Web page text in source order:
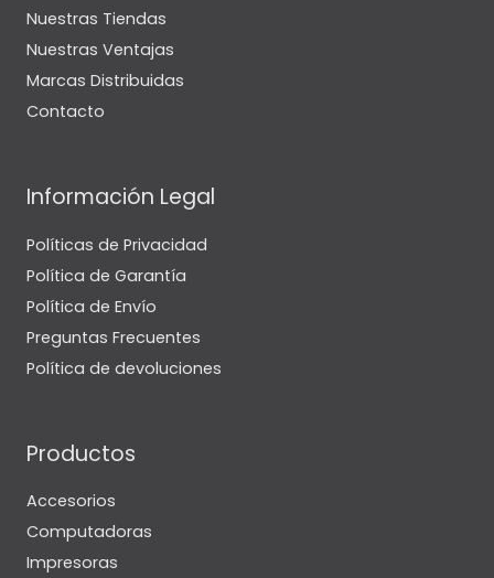
Nuestras Tiendas
Nuestras Ventajas
Marcas Distribuidas
Contacto
Información Legal
Políticas de Privacidad
Política de Garantía
Política de Envío
Preguntas Frecuentes
Política de devoluciones
Productos
Accesorios
Computadoras
Impresoras